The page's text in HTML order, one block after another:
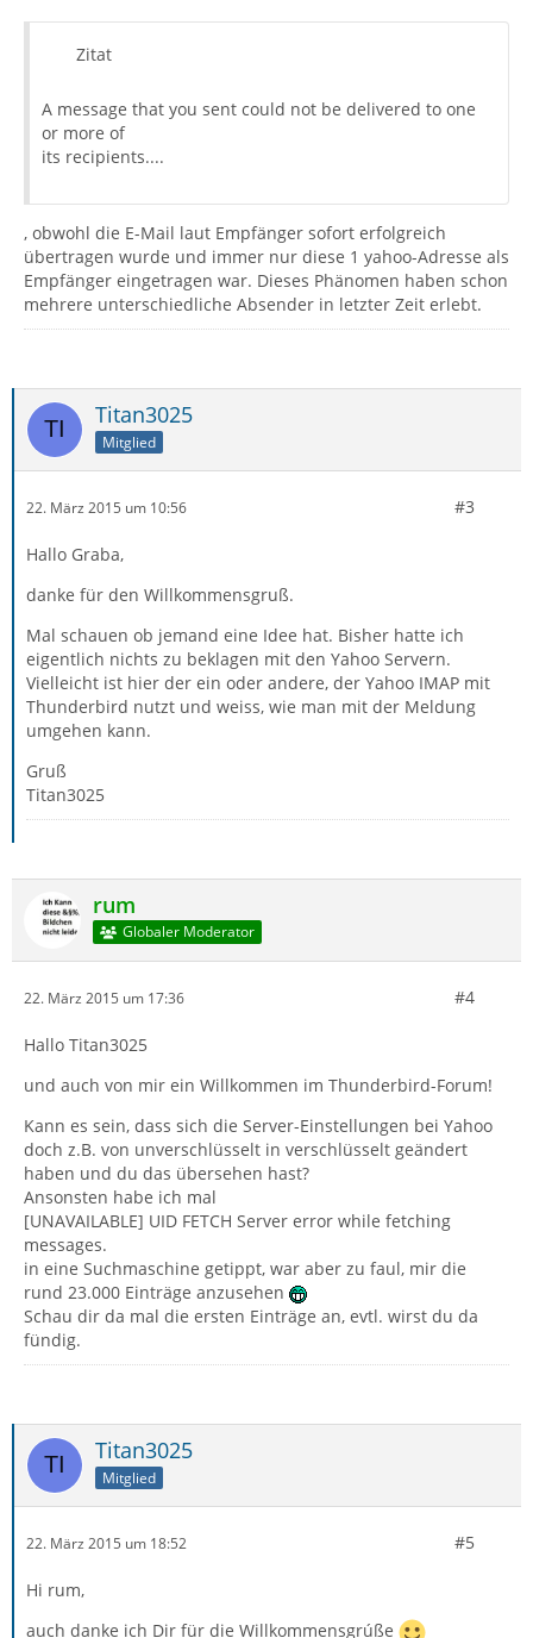
Zitat
A message that you sent could not be delivered to one
or more of
its recipients....
, obwohl die E-Mail laut Empfänger sofort erfolgreich
übertragen wurde und immer nur diese 1 yahoo-Adresse als
Empfänger eingetragen war. Dieses Phänomen haben schon
mehrere unterschiedliche Absender in letzter Zeit erlebt.
Titan3025
Mitglied
22. März 2015 um 10:56 #3
Hallo Graba,
danke für den Willkommensgruß.
Mal schauen ob jemand eine Idee hat. Bisher hatte ich
eigentlich nichts zu beklagen mit den Yahoo Servern.
Vielleicht ist hier der ein oder andere, der Yahoo IMAP mit
Thunderbird nutzt und weiss, wie man mit der Meldung
umgehen kann.
Gruß
Titan3025
rum
Globaler Moderator
22. März 2015 um 17:36 #4
Hallo Titan3025
und auch von mir ein Willkommen im Thunderbird-Forum!
Kann es sein, dass sich die Server-Einstellungen bei Yahoo
doch z.B. von unverschlüsselt in verschlüsselt geändert
haben und du das übersehen hast?
Ansonsten habe ich mal
[UNAVAILABLE] UID FETCH Server error while fetching
messages.
in eine Suchmaschine getippt, war aber zu faul, mir die
rund 23.000 Einträge anzusehen
Schau dir da mal die ersten Einträge an, evtl. wirst du da
fündig.
Titan3025
Mitglied
22. März 2015 um 18:52 #5
Hi rum,
auch danke ich Dir für die Willkommensgrúße